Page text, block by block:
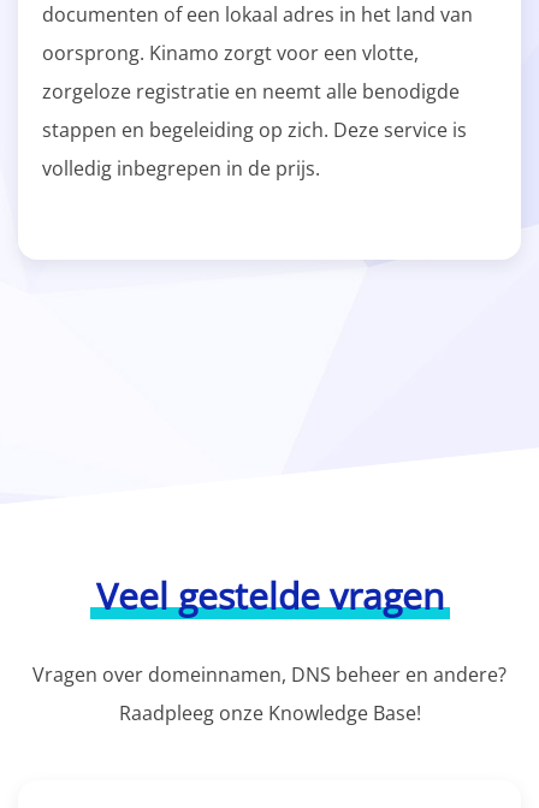
documenten of een lokaal adres in het land van
oorsprong. Kinamo zorgt voor een vlotte,
zorgeloze registratie en neemt alle benodigde
stappen en begeleiding op zich. Deze service is
volledig inbegrepen in de prijs.
Veel gestelde vragen
Vragen over domeinnamen, DNS beheer en andere?
Raadpleeg onze Knowledge Base!